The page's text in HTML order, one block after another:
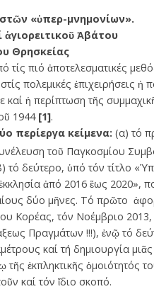
«ὑπερ-μνημονίων».
Ἀβάτου
Θρησκείας
πιό ἀποτελεσματικές
πολεμικές ἐπιχειρήσεις
καί ἡ περίπτωση τῆς
1944 [1].
περίεργα κείμενα: (α) τό
τοῦ Παγκοσμίου
τό δεύτερο, ὑπό τόν τίτλο
ἀπό 2016 ἕως 2020»,
δύο μῆνες. Τό πρῶτο
Κορέας, τόν Νοέμβριο 2013,
Πραγμάτων !!!), ἐνῷ τό
καί τή δημιουργία
ἐκπληκτικῆς ὁμοιότητός
καί τόν ἴδιο σκοπό.